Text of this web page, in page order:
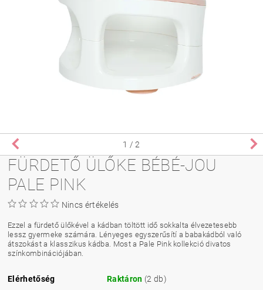
1 / 2
FÜRDETŐ ÜLŐKE BÉBÉ-JOU
PALE PINK
Nincs értékelés
Ezzel a fürdető ülőkével a kádban töltött idő sokkalta élvezetesebb
lessz gyermeke számára. Lényeges egyszerűsítí a babakádból való
átszokást a klasszikus kádba. Most a Pale Pink kollekció divatos
színkombinációjában.
Elérhetőség Raktáron (2 db)